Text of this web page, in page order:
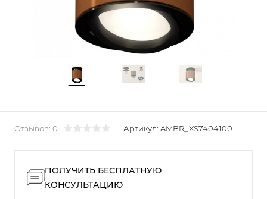
Отзывов: 0 Артикул: AMBR_XS7404100
ПОЛУЧИТЬ БЕСПЛАТНУЮ
КОНСУЛЬТАЦИЮ